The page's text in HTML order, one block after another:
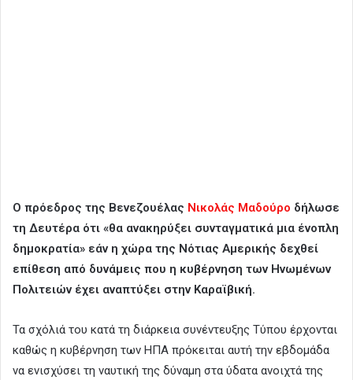
Ο πρόεδρος της Βενεζουέλας Νικολάς Μαδούρο δήλωσε
τη Δευτέρα ότι «θα ανακηρύξει συνταγματικά μια ένοπλη
δημοκρατία» εάν η χώρα της Νότιας Αμερικής δεχθεί
επίθεση από δυνάμεις που η κυβέρνηση των Ηνωμένων
Πολιτειών έχει αναπτύξει στην Καραϊβική.
Τα σχόλιά του κατά τη διάρκεια συνέντευξης Τύπου έρχονται
καθώς η κυβέρνηση των ΗΠΑ πρόκειται αυτή την εβδομάδα
να ενισχύσει τη ναυτική της δύναμη στα ύδατα ανοιχτά της